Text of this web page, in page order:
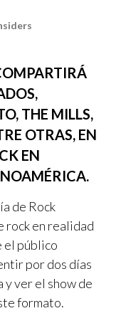
THE MILLS,
OTRAS, EN
EN
de Rock
rock en realidad
el público
por dos días
y ver el show de
formato.